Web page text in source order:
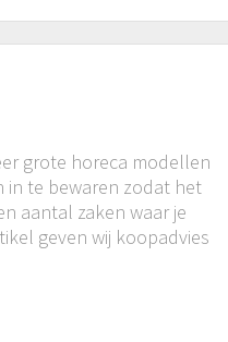
grote horeca modellen
in te bewaren zodat het
aantal zaken waar je
geven wij koopadvies